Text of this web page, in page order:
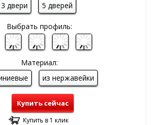
3 двери
5 дверей
Выбрать профиль:
Материал:
из нержавейки
Купить сейчас
Купить в 1 клик